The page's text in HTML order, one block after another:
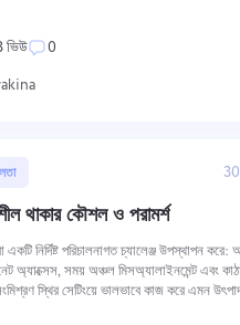
ভিউ
0
থাকার কৌশল ও পরামর্শ
নির্দিষ্ট পরিচালনাগত চ্যালেঞ্জ উপস্থাপন করে:
অ্যাক্সেস, সময় অঞ্চল মিসঅ্যালাইনমেন্ট এবং
স্থির সেটিংয়ে ভালভাবে কাজ করে এমন